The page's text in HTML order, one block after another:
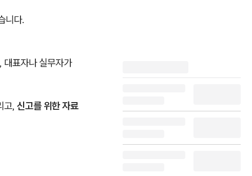
니다.
대표자나 실무자가
고, 신고를 위한 자료